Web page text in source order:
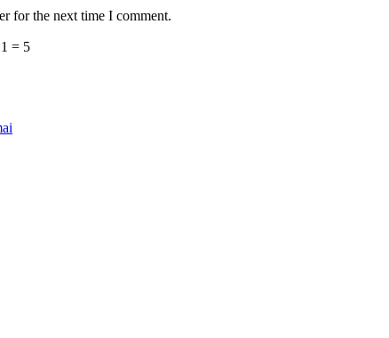
for the next time I comment.
= 5